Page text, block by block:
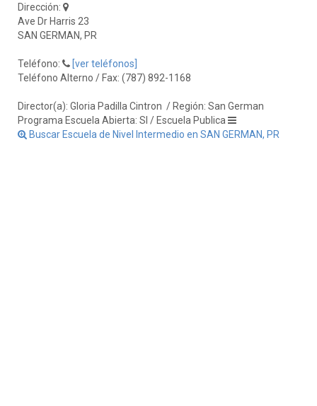
Dirección:
Ave Dr Harris 23
SAN GERMAN, PR
Teléfono:
[ver teléfonos]
Teléfono Alterno / Fax: (787) 892-1168
Director(a): Gloria Padilla Cintron / Región: San German
Programa Escuela Abierta: SI / Escuela Publica
Buscar Escuela de Nivel Intermedio en SAN GERMAN, PR